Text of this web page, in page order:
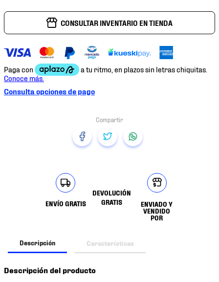
CONSULTAR INVENTARIO EN TIENDA
Consulta opciones de pago
ENVÍO GRATIS
DEVOLUCIÓN
GRATIS
ENVIADO Y
VENDIDO
POR
Descripción Características
Descripción del producto